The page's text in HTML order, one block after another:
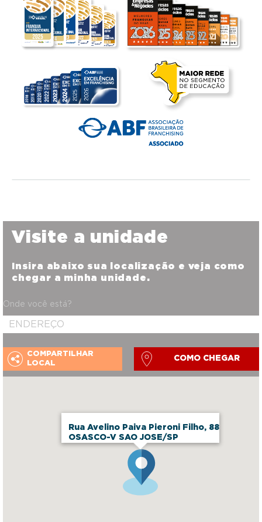
Rua Avelino Paiva Pieroni Filho, 88
OSASCO-V SAO JOSE/SP
Visite a unidade
Insira abaixo sua localização e veja como
chegar a minha unidade.
Onde você está?
COMPARTILHAR
LOCAL
COMO CHEGAR